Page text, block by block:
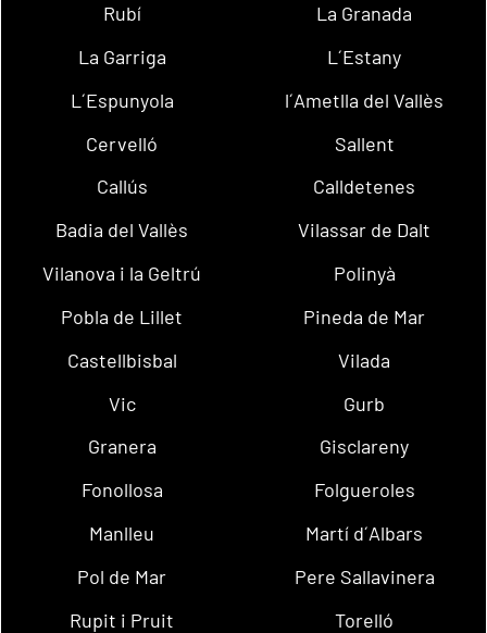
Rubí
La Granada
La Garriga
L´Estany
L´Espunyola
l´Ametlla del Vallès
Cervelló
Sallent
Callús
Calldetenes
Badia del Vallès
Vilassar de Dalt
Vilanova i la Geltrú
Polinyà
Pobla de Lillet
Pineda de Mar
Castellbisbal
Vilada
Vic
Gurb
Granera
Gisclareny
Fonollosa
Folgueroles
Manlleu
Martí d´Albars
Pol de Mar
Pere Sallavinera
Rupit i Pruit
Torelló